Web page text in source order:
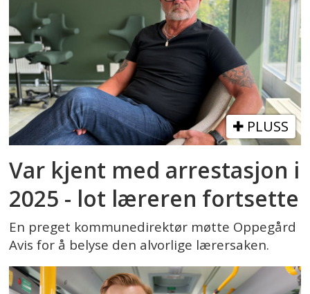
PLUSS
Var kjent med arrestasjon i
2025 - lot læreren fortsette
En preget kommunedirektør møtte Oppegård
Avis for å belyse den alvorlige lærersaken.